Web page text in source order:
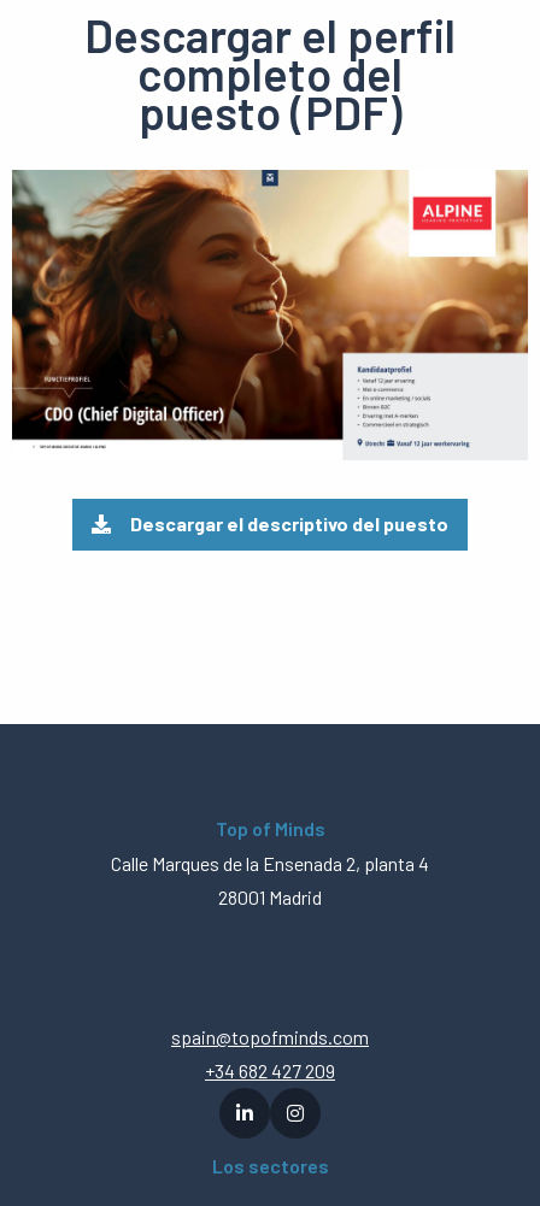
Descargar el perfil
completo del
puesto (PDF)
Ver
pdf
Descargar el descriptivo del puesto
Top of Minds
Calle Marques de la Ensenada 2, planta 4
28001 Madrid
spain@topofminds.com
+34 682 427 209
Los sectores